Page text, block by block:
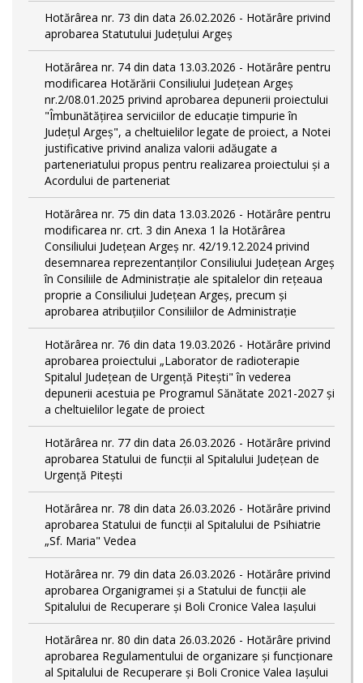
Hotărârea nr. 73 din data 26.02.2026 - Hotărâre privind
aprobarea Statutului Județului Argeș
Hotărârea nr. 74 din data 13.03.2026 - Hotărâre pentru
modificarea Hotărării Consiliului Județean Argeș
nr.2/08.01.2025 privind aprobarea depunerii proiectului
"Îmbunătățirea serviciilor de educație timpurie în
Județul Argeș", a cheltuielilor legate de proiect, a Notei
justificative privind analiza valorii adăugate a
parteneriatului propus pentru realizarea proiectului și a
Acordului de parteneriat
Hotărârea nr. 75 din data 13.03.2026 - Hotărâre pentru
modificarea nr. crt. 3 din Anexa 1 la Hotărârea
Consiliului Județean Argeș nr. 42/19.12.2024 privind
desemnarea reprezentanților Consiliului Județean Argeș
în Consiliile de Administrație ale spitalelor din rețeaua
proprie a Consiliului Județean Argeș, precum și
aprobarea atribuțiilor Consiliilor de Administrație
Hotărârea nr. 76 din data 19.03.2026 - Hotărâre privind
aprobarea proiectului „Laborator de radioterapie
Spitalul Județean de Urgență Pitești" în vederea
depunerii acestuia pe Programul Sănătate 2021-2027 și
a cheltuielilor legate de proiect
Hotărârea nr. 77 din data 26.03.2026 - Hotărâre privind
aprobarea Statului de funcții al Spitalului Județean de
Urgență Pitești
Hotărârea nr. 78 din data 26.03.2026 - Hotărâre privind
aprobarea Statului de funcţii al Spitalului de Psihiatrie
„Sf. Maria" Vedea
Hotărârea nr. 79 din data 26.03.2026 - Hotărâre privind
aprobarea Organigramei și a Statului de funcţii ale
Spitalului de Recuperare și Boli Cronice Valea Iașului
Hotărârea nr. 80 din data 26.03.2026 - Hotărâre privind
aprobarea Regulamentului de organizare şi funcţionare
al Spitalului de Recuperare și Boli Cronice Valea Iaşului